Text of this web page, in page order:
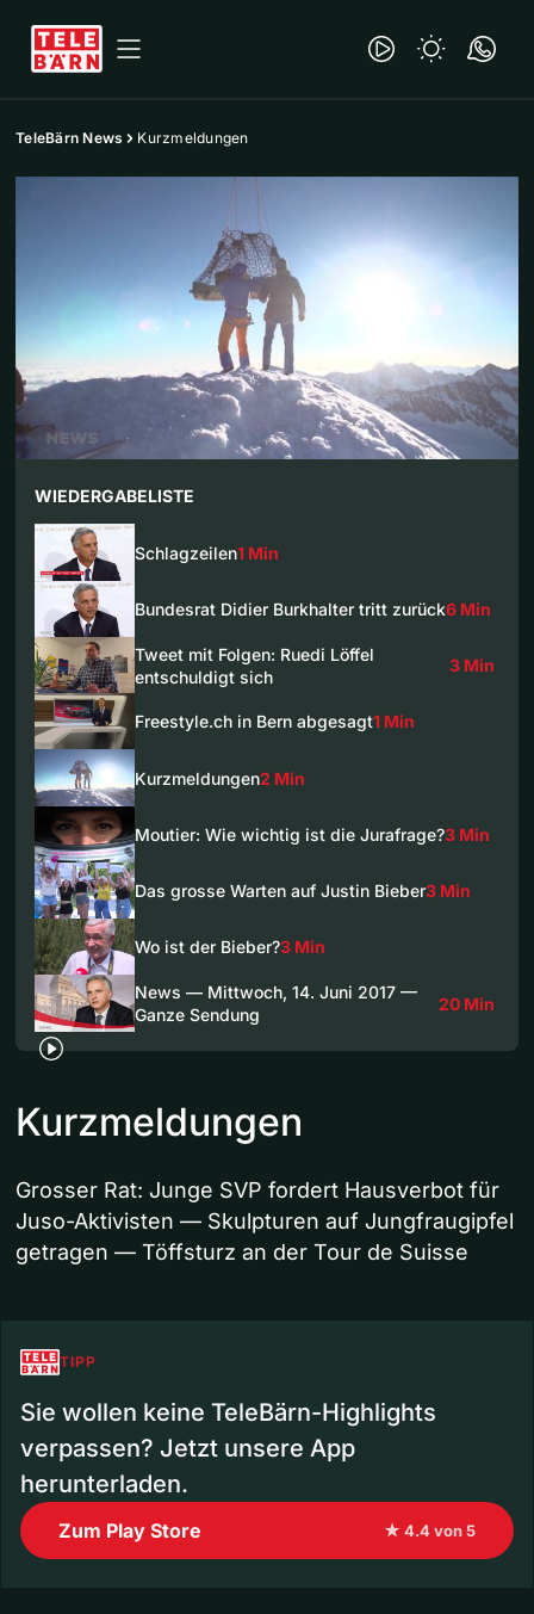
TeleBärn News Kurzmeldungen
WIEDERGABELISTE
Schlagzeilen1 Min
Bundesrat Didier Burkhalter tritt zurück6 Min
Tweet mit Folgen: Ruedi Löffel
entschuldigt sich
3 Min
Freestyle.ch in Bern abgesagt1 Min
Kurzmeldungen2 Min
Moutier: Wie wichtig ist die Jurafrage?3 Min
Das grosse Warten auf Justin Bieber3 Min
Wo ist der Bieber?3 Min
News — Mittwoch, 14. Juni 2017 —
Ganze Sendung
20 Min
Kurzmeldungen
Grosser Rat: Junge SVP fordert Hausverbot für
Juso-Aktivisten — Skulpturen auf Jungfraugipfel
getragen — Töffsturz an der Tour de Suisse
TIPP
Sie wollen keine TeleBärn-Highlights
verpassen? Jetzt unsere App
herunterladen.
Zum Play Store ★ 4.4 von 5